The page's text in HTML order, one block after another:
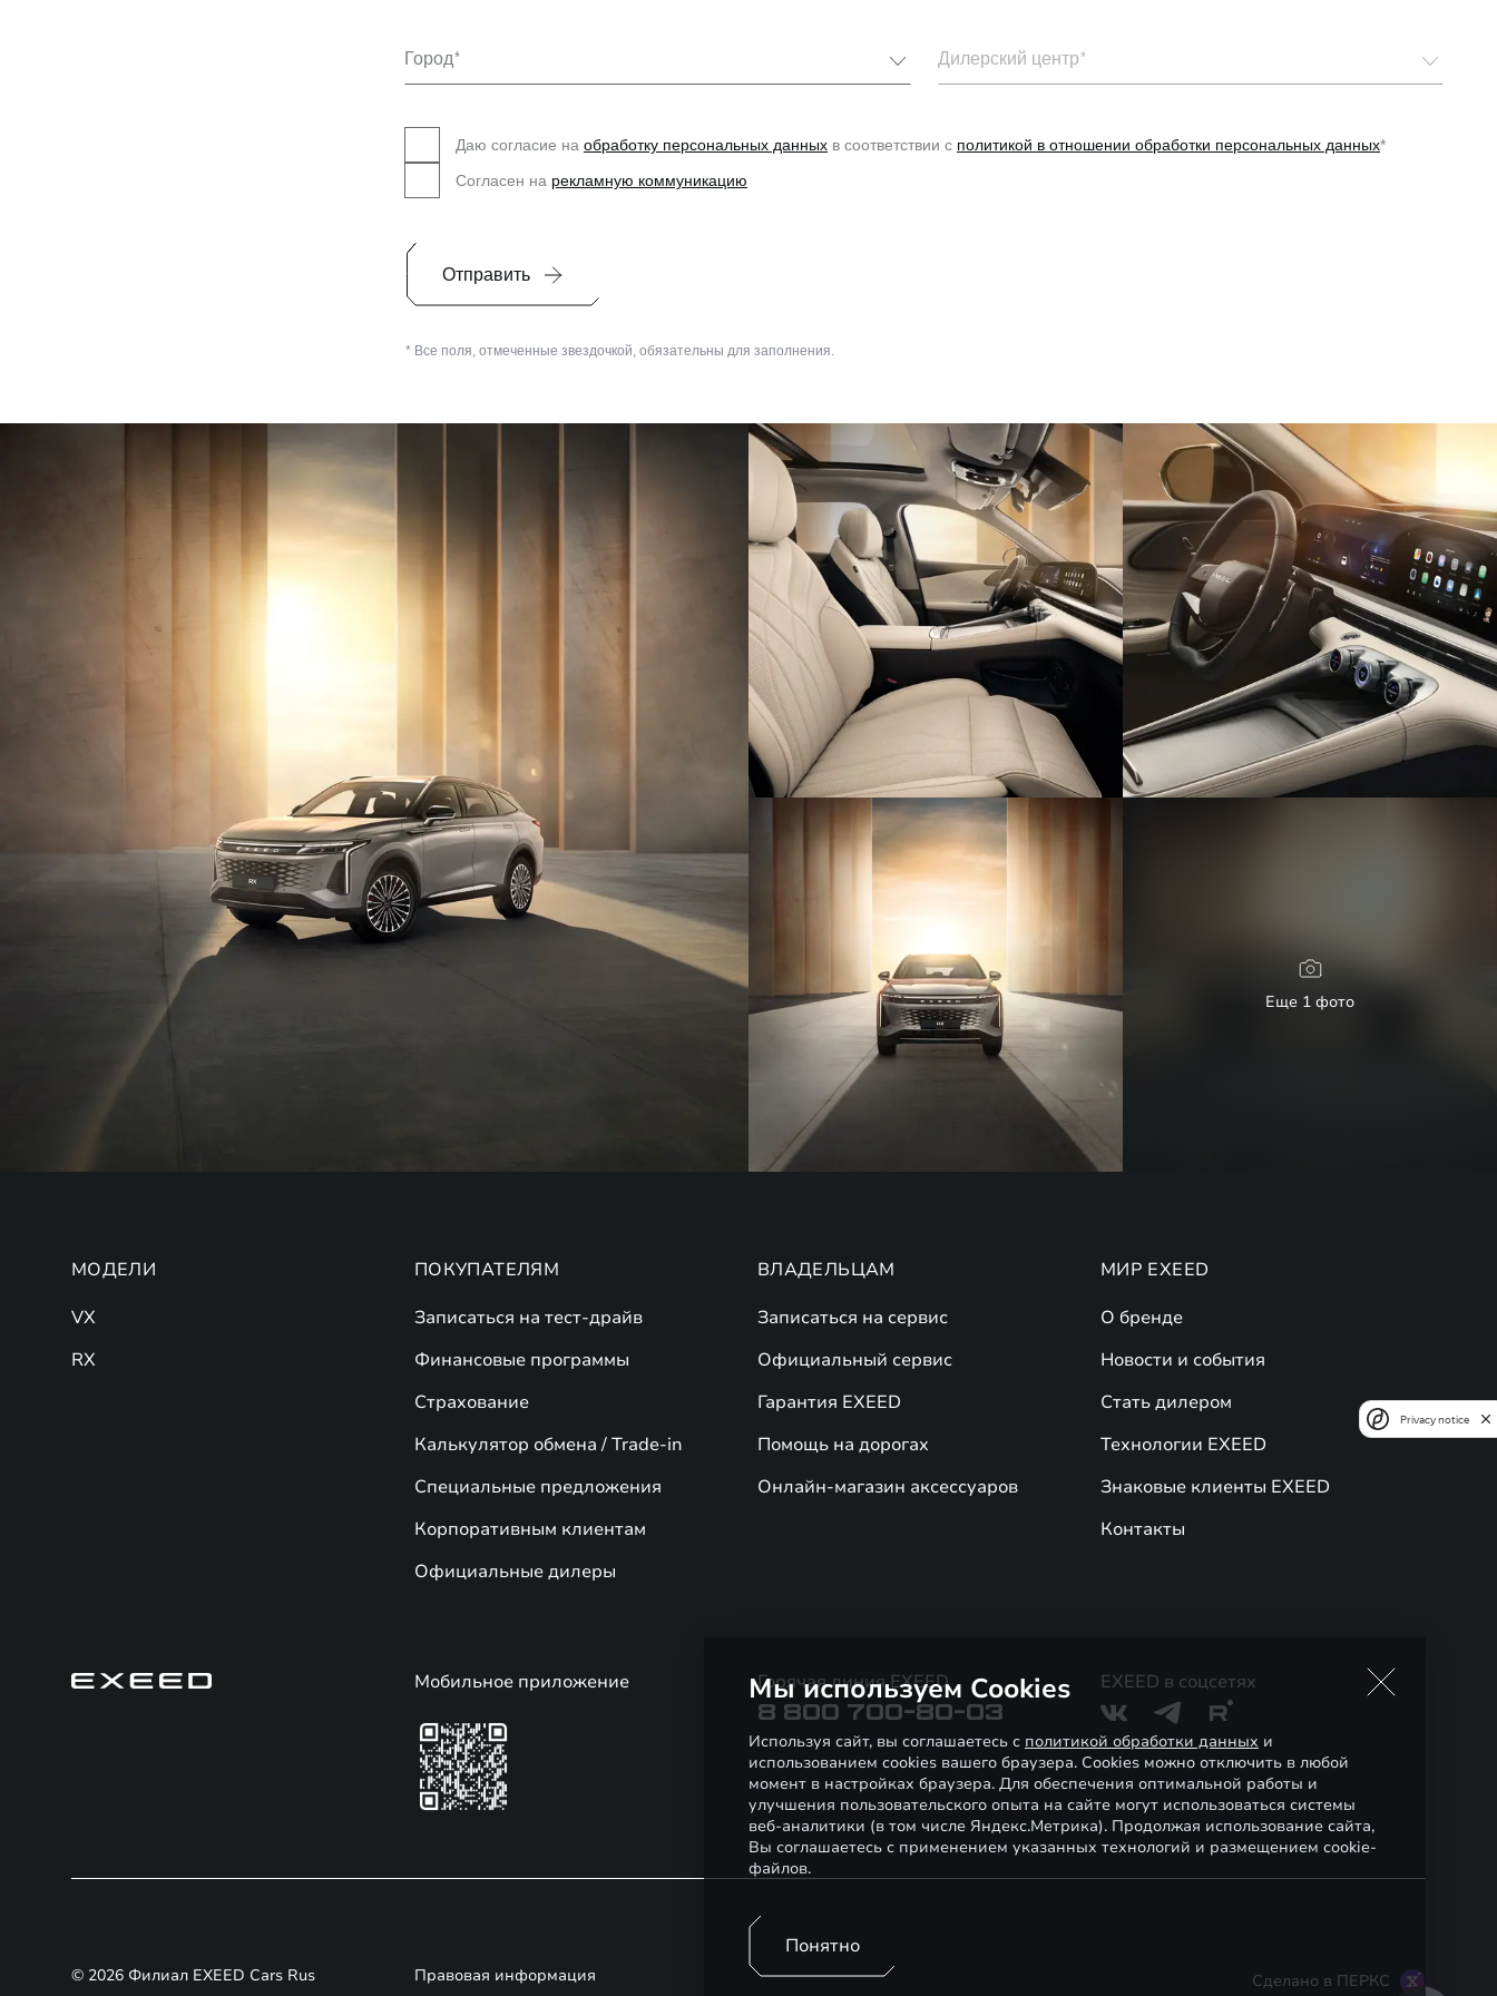
Город
Выберите Дилерский центр
Выберите
Даю согласие на обработку персональных данных в соответствии с политикой в отношении обработки персональных данных*
Согласен на рекламную коммуникацию
Отправить
* Все поля, отмеченные звездочкой, обязательны для заполнения.
Еще 1 фото
МОДЕЛИ
VX
RX
ПОКУПАТЕЛЯМ
Записаться на тест-драйв
Финансовые программы
Страхование
Калькулятор обмена / Trade-in
Специальные предложения
Корпоративным клиентам
Официальные дилеры
ВЛАДЕЛЬЦАМ
Записаться на сервис
Официальный сервис
Гарантия EXEED
Помощь на дорогах
Онлайн-магазин аксессуаров
МИР EXEED
О бренде
Новости и события
Стать дилером
Технологии EXEED
Знаковые клиенты EXEED
Контакты
Горячая линия EXEED
8 800 700-80-03
EXEED в соцсетях
Мобильное приложение
© 2026 Филиал EXEED Cars Rus Правовая информация Сделано в ПЕРКС
Мы используем Cookies
Используя сайт, вы соглашаетесь с политикой обработки данных и
использованием cookies вашего браузера. Cookies можно отключить в любой
момент в настройках браузера. Для обеспечения оптимальной работы и
улучшения пользовательского опыта на сайте могут использоваться системы
веб-аналитики (в том числе Яндекс.Метрика). Продолжая использование сайта,
Вы соглашаетесь с применением указанных технологий и размещением cookie-
файлов.
Понятно
Privacy notice